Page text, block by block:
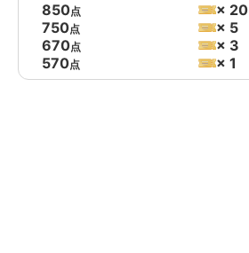
850点
× 20
750点
× 5
670点
× 3
570点 × 1